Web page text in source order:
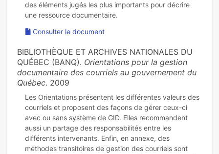
des éléments jugés les plus importants pour décrire
Consulter le document
BIBLIOTHÈQUE ET ARCHIVES NATIONALES DU
QUÉBEC (BANQ). Orientations pour la gestion
documentaire des courriels au gouvernement du
Québec. 2009
Les Orientations présentent les différentes valeurs des
courriels et proposent des façons de gérer ceux-ci
avec ou sans système de GID. Elles recommandent
aussi un partage des responsabilités entre les
différents intervenants. Enfin, en annexe, des
méthodes transitoires de gestion des courriels sont